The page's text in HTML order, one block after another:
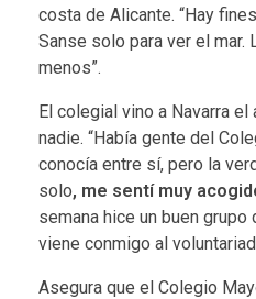
costa de Alicante. “Hay
Sanse solo para ver el mar.
menos”.
El colegial vino a Navarra
nadie. “Había gente del
conocía entre sí, pero la
solo, me sentí muy
semana hice un buen
viene conmigo al
Asegura que el Colegio